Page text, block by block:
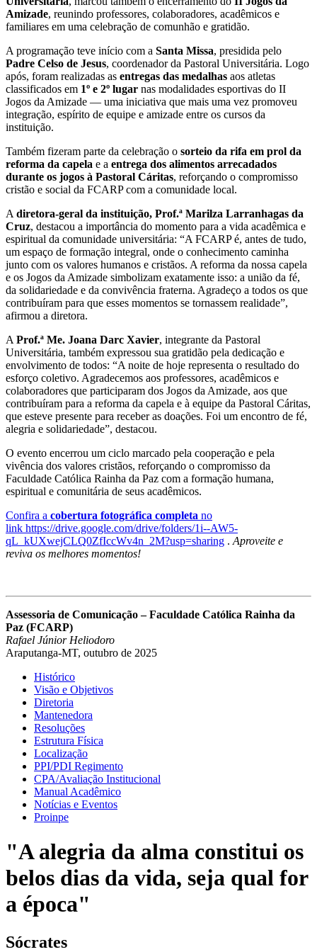
Amizade, reunindo professores, colaboradores, acadêmicos e
familiares em uma celebração de comunhão e gratidão.
A programação teve início com a Santa Missa, presidida pelo
Padre Celso de Jesus, coordenador da Pastoral Universitária. Logo
após, foram realizadas as entregas das medalhas aos atletas
classificados em 1º e 2º lugar nas modalidades esportivas do II
Jogos da Amizade — uma iniciativa que mais uma vez promoveu
integração, espírito de equipe e amizade entre os cursos da
instituição.
Também fizeram parte da celebração o sorteio da rifa em prol da
reforma da capela e a entrega dos alimentos arrecadados
durante os jogos à Pastoral Cáritas, reforçando o compromisso
cristão e social da FCARP com a comunidade local.
A diretora-geral da instituição, Prof.ª Marilza Larranhagas da
Cruz, destacou a importância do momento para a vida acadêmica e
espiritual da comunidade universitária: “A FCARP é, antes de tudo,
um espaço de formação integral, onde o conhecimento caminha
junto com os valores humanos e cristãos. A reforma da nossa capela
e os Jogos da Amizade simbolizam exatamente isso: a união da fé,
da solidariedade e da convivência fraterna. Agradeço a todos os que
contribuíram para que esses momentos se tornassem realidade”,
afirmou a diretora.
A Prof.ª Me. Joana Darc Xavier, integrante da Pastoral
Universitária, também expressou sua gratidão pela dedicação e
envolvimento de todos: “A noite de hoje representa o resultado do
esforço coletivo. Agradecemos aos professores, acadêmicos e
colaboradores que participaram dos Jogos da Amizade, aos que
contribuíram para a reforma da capela e à equipe da Pastoral Cáritas,
que esteve presente para receber as doações. Foi um encontro de fé,
alegria e solidariedade”, destacou.
O evento encerrou um ciclo marcado pela cooperação e pela
vivência dos valores cristãos, reforçando o compromisso da
Faculdade Católica Rainha da Paz com a formação humana,
espiritual e comunitária de seus acadêmicos.
Confira a cobertura fotográfica completa no
link https://drive.google.com/drive/folders/1i--AW5-
qL_kUXwejCLQ0ZfIccWv4n_2M?usp=sharing . Aproveite e
reviva os melhores momentos!
Assessoria de Comunicação – Faculdade Católica Rainha da
Paz (FCARP)
Rafael Júnior Heliodoro
Araputanga-MT, outubro de 2025
Histórico
Visão e Objetivos
Diretoria
Mantenedora
Resoluções
Estrutura Física
Localização
PPI/PDI Regimento
CPA/Avaliação Institucional
Manual Acadêmico
Notícias e Eventos
Proinpe
"A alegria da alma constitui os
belos dias da vida, seja qual for
a época"
Sócrates